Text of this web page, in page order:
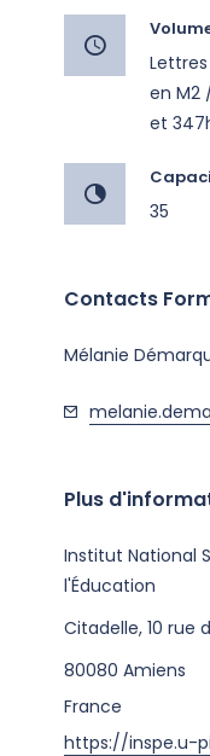
Lettres
en M2
et
35
Contacts
Mélanie
Plus
Institut National
l'Éducation
Citadelle, 10 rue
80080 Amiens
France
https://inspe.u-